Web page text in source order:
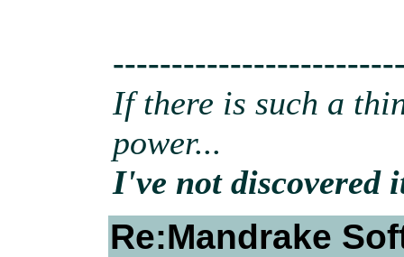
If there is such a
power...
I've not discovered
Re:Mandrake